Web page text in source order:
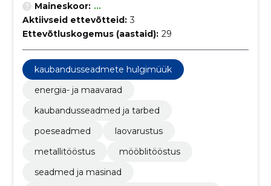
Maineskoor: ...
Aktiivseid ettevõtteid: 3
Ettevõtluskogemus (aastaid): 29
kaubandusseadmete hulgimüük
energia- ja maavarad
kaubandusseadmed ja tarbed
poeseadmed
laovarustus
metallitööstus
mööblitööstus
seadmed ja masinad